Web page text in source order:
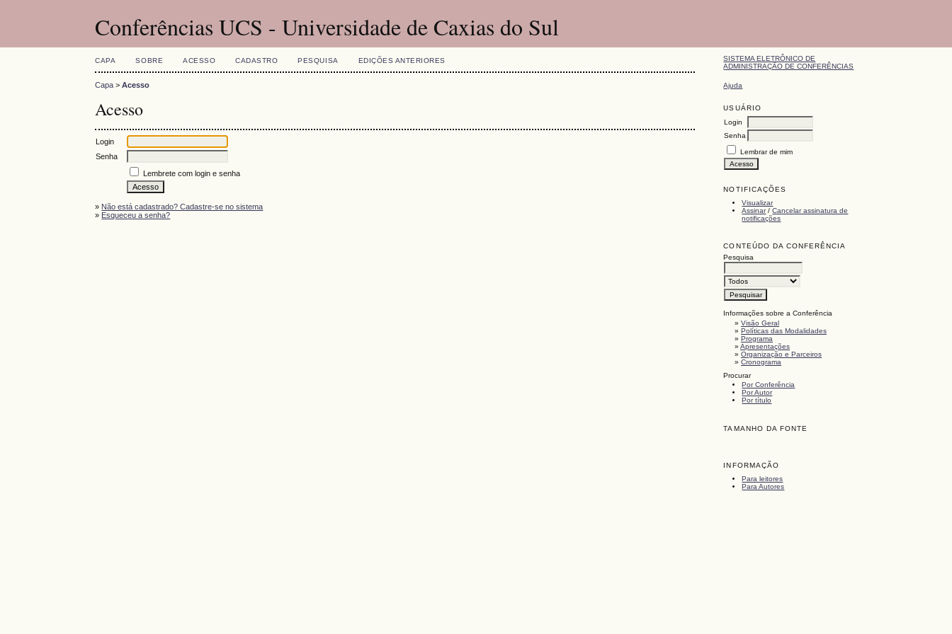
Conferências UCS - Universidade de Caxias do Sul
SISTEMA ELETRÔNICO DE
ADMINISTRAÇÃO DE CONFERÊNCIAS
Ajuda
USUÁRIO
Login
Senha
Lembrar de mim
NOTIFICAÇÕES
Visualizar
Assinar/Cancelar assinatura de
notificações
CONTEÚDO DA CONFERÊNCIA
Pesquisa
Informações sobre a Conferência
»Visão Geral
»Políticas das Modalidades
»Programa
»Apresentações
»Organização e Parceiros
»Cronograma
Procurar
Por Conferência
Por Autor
Por título
TAMANHO DA FONTE
INFORMAÇÃO
Para leitores
Para Autores
CAPA SOBRE ACESSO CADASTRO PESQUISA EDIÇÕES ANTERIORES
Capa >Acesso
Acesso
Login
Senha
Lembrete com login e senha
» Não está cadastrado? Cadastre-se no sistema
» Esqueceu a senha?